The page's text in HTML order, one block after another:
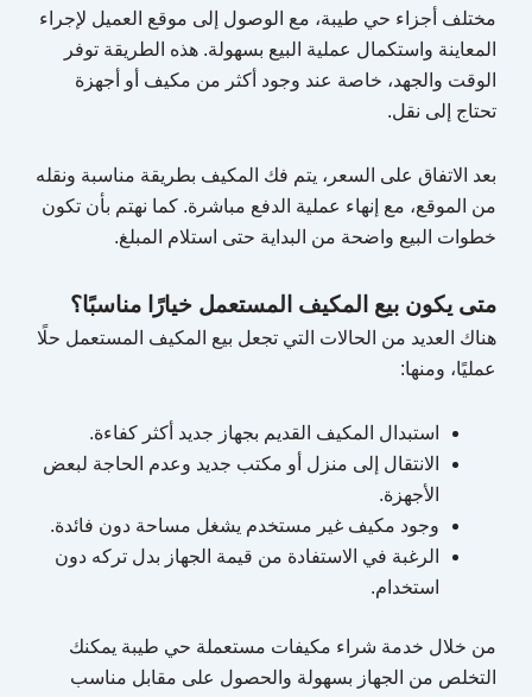
مختلف أجزاء حي طيبة، مع الوصول إلى موقع العميل لإجراء
المعاينة واستكمال عملية البيع بسهولة. هذه الطريقة توفر
الوقت والجهد، خاصة عند وجود أكثر من مكيف أو أجهزة
تحتاج إلى نقل.
بعد الاتفاق على السعر، يتم فك المكيف بطريقة مناسبة ونقله
من الموقع، مع إنهاء عملية الدفع مباشرة. كما نهتم بأن تكون
خطوات البيع واضحة من البداية حتى استلام المبلغ.
متى يكون بيع المكيف المستعمل خيارًا مناسبًا؟
هناك العديد من الحالات التي تجعل بيع المكيف المستعمل حلًا
عمليًا، ومنها:
استبدال المكيف القديم بجهاز جديد أكثر كفاءة.
الانتقال إلى منزل أو مكتب جديد وعدم الحاجة لبعض
الأجهزة.
وجود مكيف غير مستخدم يشغل مساحة دون فائدة.
الرغبة في الاستفادة من قيمة الجهاز بدل تركه دون
استخدام.
من خلال خدمة شراء مكيفات مستعملة حي طيبة يمكنك
التخلص من الجهاز بسهولة والحصول على مقابل مناسب